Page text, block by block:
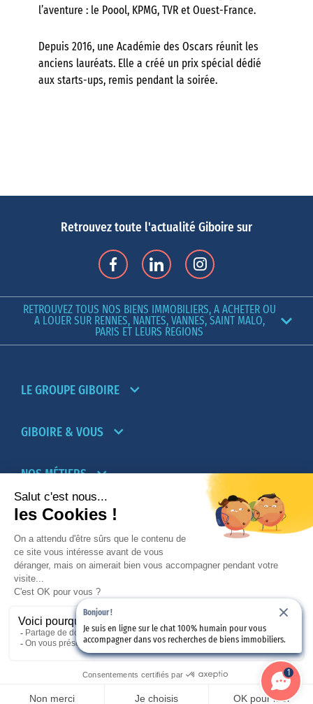
l’aventure : le Poool, KPMG, TVR et Ouest-France.
Depuis 2016, une Académie des Oscars réunit les
anciens lauréats. Elle a créé un prix spécial dédié
aux starts-ups, remis pendant la soirée.
Retrouvez toute l'actualité Giboire sur
RETROUVEZ TOUS NOS BIENS IMMOBILIERS, A ACHETER OU
A LOUER SUR RENNES, NANTES, VANNES, SAINT MALO,
PARIS ET LEURS REGIONS
LE GROUPE GIBOIRE
GIBOIRE & VOUS
NOS MÉTIERS
PARTENAIRES
NOTRE RÉSEAU D’AGENCES TRANSACTION-
LOCATION
PROMOTION IMMOBILIÈRE ET AMÉNAGEMENT
© 2026Giboire - Mentions légales-Plan du site 1
Bonjour !
Je suis en ligne sur le chat 100% humain pour vous
accompagner dans vos recherches de biens immobiliers.